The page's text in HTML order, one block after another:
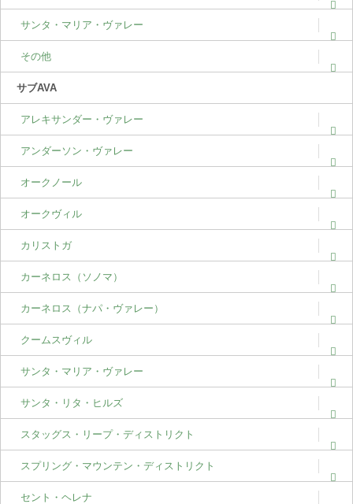
サンタ・マリア・ヴァレー
その他
サブAVA
アレキサンダー・ヴァレー
アンダーソン・ヴァレー
オークノール
オークヴィル
カリストガ
カーネロス（ソノマ）
カーネロス（ナパ・ヴァレー）
クームスヴィル
サンタ・マリア・ヴァレー
サンタ・リタ・ヒルズ
スタッグス・リープ・ディストリクト
スプリング・マウンテン・ディストリクト
セント・ヘレナ